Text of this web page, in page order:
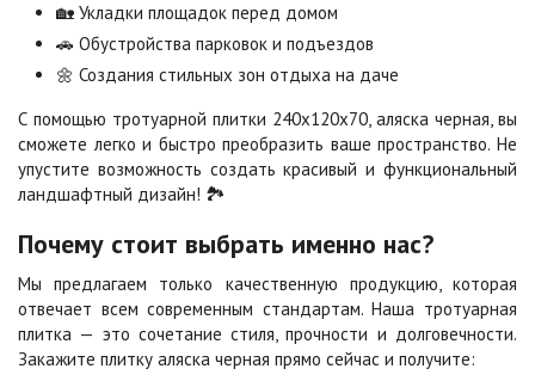
Серо-белая
Цена по запросу
Сорренто
Цена по запросу
Степь
Цена по запросу
Цена по запросу Цена по запросу
Цена по запросу
Черно-белая
Цена по запросу
🏡 Укладки площадок перед домом
🚗 Обустройства парковок и подъездов
🌼 Создания стильных зон отдыха на даче
С помощью тротуарной плитки 240х120х70, аляска черная, вы
сможете легко и быстро преобразить ваше пространство. Не
упустите возможность создать красивый и функциональный
ландшафтный дизайн! 🏞️
Почему стоит выбрать именно нас?
Мы предлагаем только качественную продукцию, которая
отвечает всем современным стандартам. Наша тротуарная
плитка — это сочетание стиля, прочности и долговечности.
Закажите плитку аляска черная прямо сейчас и получите: